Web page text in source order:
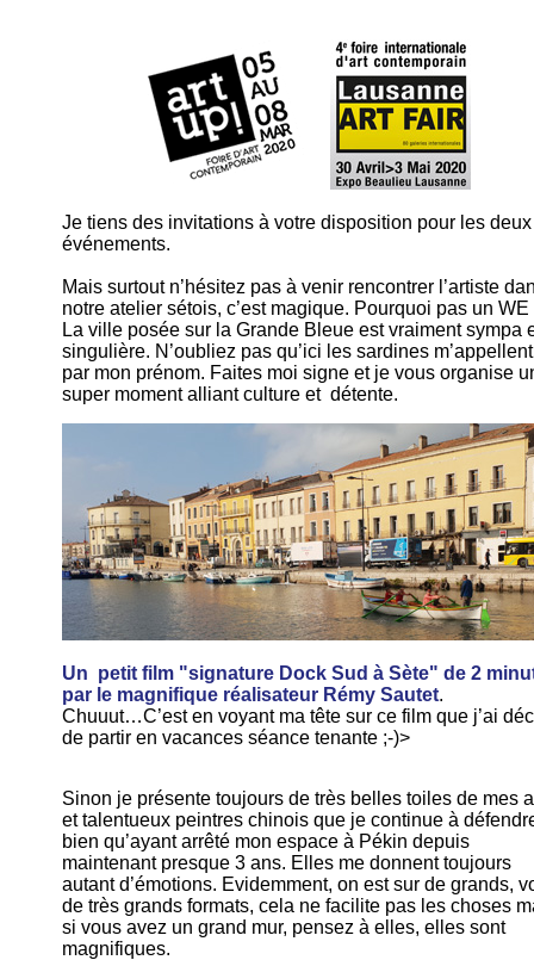
Je tiens des invitations à votre disposition pour les deux
événements.
Mais surtout n’hésitez pas à venir rencontrer l’artiste
notre atelier sétois, c’est magique. Pourquoi pas un WE
La ville posée sur la Grande Bleue est vraiment sympa
singulière. N’oubliez pas qu’ici les sardines m’appellent
par mon prénom. Faites moi signe et je vous organise
super moment alliant culture et détente.
Un petit film "signature Dock Sud à Sète" de 2
par le magnifique réalisateur Rémy Sautet.
Chuuut…C’est en voyant ma tête sur ce film que j’ai
de partir en vacances séance tenante ;-)>
Sinon je présente toujours de très belles toiles de mes
et talentueux peintres chinois que je continue à
bien qu’ayant arrêté mon espace à Pékin depuis
maintenant presque 3 ans. Elles me donnent toujours
autant d’émotions. Evidemment, on est sur de grands,
de très grands formats, cela ne facilite pas les choses
si vous avez un grand mur, pensez à elles, elles sont
magnifiques.